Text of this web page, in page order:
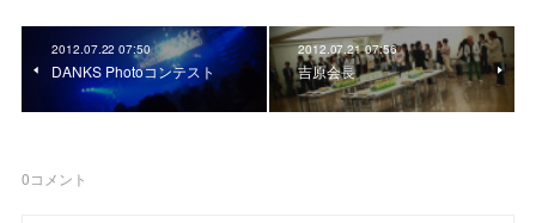
2012.07.22 07:50
DANKS Photoコンテスト
2012.07.21 07:56
吉原会長
0コメント